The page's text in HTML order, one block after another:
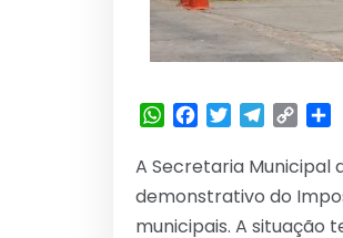
WhatsApp
Facebook
TwitterTelegram
Copy
A Secretaria Municipal
demonstrativo do
municipais. A situação